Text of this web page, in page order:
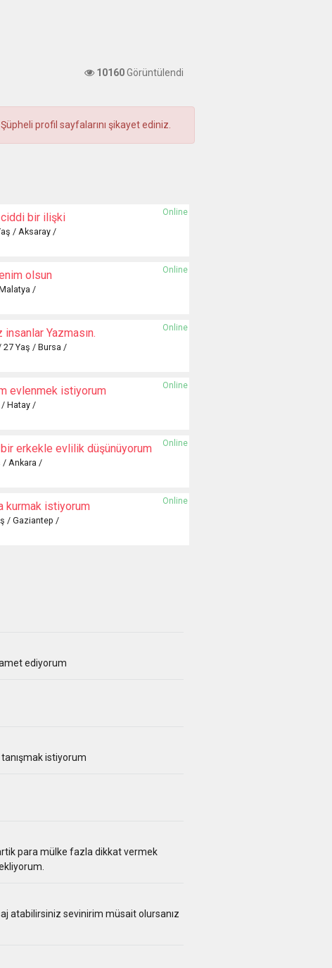
10160Görüntülendi
profil sayfalarını şikayet ediniz.
Online
bir ilişki
/ Aksaray /
Online
olsun
/
Online
Yazmasın.
27 Yaş / Bursa /
Online
evlenmek istiyorum
/ Hatay /
Online
erkekle evlilik düşünüyorum
/ Ankara /
Online
kurmak istiyorum
/ Gaziantep /
ediyorum
istiyorum
para mülke fazla dikkat vermek
atabilirsiniz sevinirim müsait olursanız